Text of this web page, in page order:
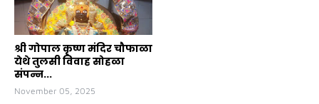
श्री गोपाल कृष्ण मंदिर चौफाळा
येथे तुलसी विवाह सोहळा
संपन्न...
November 05, 2025